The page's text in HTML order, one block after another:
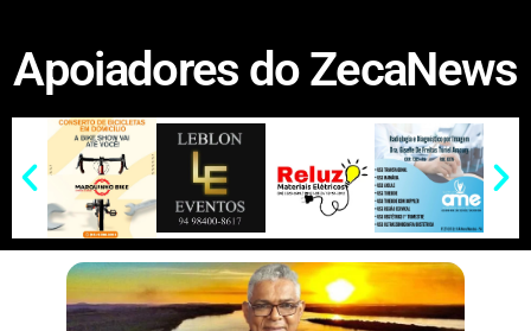
Apoiadores do ZecaNews